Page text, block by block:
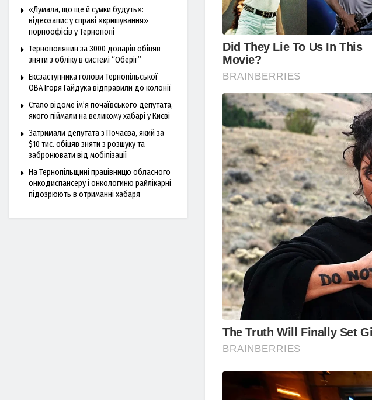
«Думала, що ще й сумки будуть»:
відеозапис у справі «кришування»
порноофісів у Тернополі
Тернополянин за 3000 доларів обіцяв
зняти з обліку в системі “Оберіг”
Ексзаступника голови Тернопільської
ОВА Ігоря Гайдука відправили до колонії
Стало відоме ім’я почаївського депутата,
якого піймали на великому хабарі у Києві
Затримали депутата з Почаєва, який за
$10 тис. обіцяв зняти з розшуку та
забронювати від мобілізації
На Тернопільщині працівницю обласного
онкодиспансеру і онкологиню райлікарні
підозрюють в отриманні хабаря